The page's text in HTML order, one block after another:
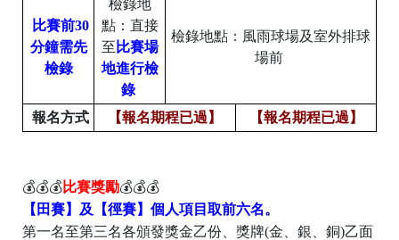
比賽前30
分鐘需先
檢錄
檢錄地
點： 直接
至 比賽場
地進行檢
錄
檢錄地點：風雨球場及室外排球
場前
報名方式 【報名期程已過】 【報名期程已過】
💰💰💰比賽獎勵💰💰💰
【田賽】及
【徑賽】 個人項目取前六名。
第一名至第三名各頒發獎金乙份、獎牌(金、銀、銅)乙面